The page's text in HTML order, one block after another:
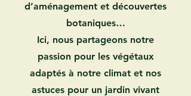
d’aménagement et découvertes
botaniques…
Ici, nous partageons notre
passion pour les végétaux
adaptés à notre climat et nos
astuces pour un jardin vivant